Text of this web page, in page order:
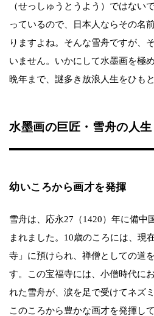
（せっしゅうとうよう）ではない
っているので、日本人ならその名
りますよね。そんな雪舟ですが、
いません。いかにして水墨画を極
晩年まで、謎多き放浪人生をひも
水墨画の巨匠・雪舟の人生
幼いころから画才を発揮
雪舟は、応永27（1420）年に備中
まれました。10歳のころには、現
寺」に預けられ、禅僧としての道
す。この宝福寺には、小僧時代に
れた雪舟が、涙を足で受けてネズ
このころから豊かな画才を発揮し